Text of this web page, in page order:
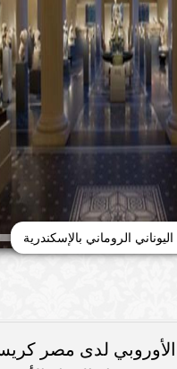
الروماني بالإسكندرية
الأوروبي لدى مصر